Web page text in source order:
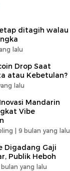
ditagih walau
lalu
Drop Saat
atau Kebetulan?
lalu
Mandarin
Vibe
| 9 bulan yang lalu
Digadang Gaji
Publik Heboh
bulan yang lalu